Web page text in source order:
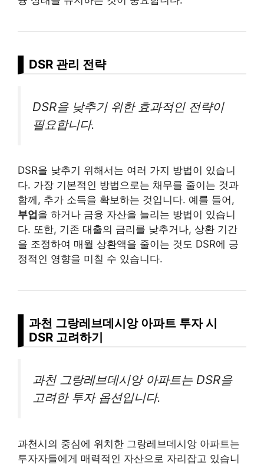
DSR 관리 전략
DSR을 낮추기 위한 효과적인 전략이
필요합니다.
DSR을 낮추기 위해서는 여러 가지 방법이 있습니
다. 가장 기본적인 방법으로는 채무를 줄이는 것과
함께, 추가 소득을 확보하는 것입니다. 예를 들어,
부업 을 하거나 금융 자산을 늘리는 방법이 있습니
다. 또한, 기존 대출의 금리를 낮추거나, 상환 기간
을 조정하여 매월 상환액을 줄이는 것도 DSR에 긍
정적인 영향을 미칠 수 있습니다.
과천 그랑레브데시앙 아파트 투자 시
DSR 고려하기
과천 그랑레브데시앙 아파트는 DSR을
고려한 투자 옵션입니다.
과천시의 중심에 위치한 그랑레브데시앙 아파트는
투자자들에게 매력적인 자산으로 자리잡고 있습니